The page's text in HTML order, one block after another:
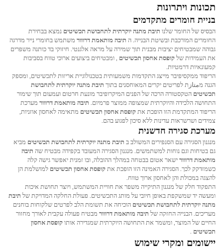
תכונות ויתרונות
בניית חומרים מתקדמים
הבסיס של החומר שלנו תיבת מתנה יוקרתית לתחבושת תכשיטים נמצא בבחירת
החומרים המורכבת ובשיטת הבנייה. ה תיבה מותאמת דרווור משתמש בחומרי נייר מדרגה
גבוהה שמבטיחים יציבות מבנית תוך שמירה על מראה אלגנטי. חיזוקי בד כותנה משפרים
את העמידות שלקופסת אחסון תכשיטים , ומבטיחים ביצועים ארוכי טווח בסביבות
קמעונאיות דרמטיות.
הריפוד ממקסיפיבר מייצג התקדמות משמעותית בטכנולוגיית אריזות לתכשיטים, ומספק
הגנה מمتازת לפריטים יקרים המאוחסנים בתוך תיבת מתנה יוקרתית לתחבושת
תכשיטים הטקסטורה הרכה של הפנים המיקרופיבר מונעת חרטום ועמעום תוך שימור
התחושה הלכידה והיוקרתית שמצופה ממוצר פרמיום. תיבה מותאמת דרווור מערכת
הריפוד המתקדמת הזו הופכת את קופסת אחסון תכשיטים מתאימה לאחסון אוזניות,
צמידים ושרשראות עדינות ללא סיכון לפגוע בהם.
מערכת סגירה חדשנית
מנגנון הסגירה עם הסנפירים המשולב ב תיבת מתנה יוקרתית לתחבושת תכשיטים מביא
גם בטיחות וגם נוחות למשתמשים. מנגנון הסגירה המעובד בקפידה מבטיח שה תיבה
מותאמת דרווורישאר אטום בבטחה במהלך ההובלה, ובו זמנית יאפשר גישה קלה
כשמזדקק לכך. הסגירה האמינה הזו הופכת את קופסת אחסון תכשיטים למושלמת הן
להצגה במכולת והן לאחסון ארוך טווח.
התפקוד חלק של מנגנון התיקייה משפר את חוויית המשתמש, ויוצר תחושת איכות
ומעשה יד שמשקפת באופן חיובי על מותג התכשיטים. פעולת החלקה המדויקת של תיבת
מתנה יוקרתית לתחבושת תכשיטים הוכיחה את תשומת הלב לפרטים שלקוחות בוחנים
מעריכים. הבנייה החזקה של תיבה מותאמת דרווור מבטיח פעולה עקבית לאורך מחזור
החיים של המוצר, ומשמר את התחושה היוקרתית שמגדירה אותוקופסת אחסון
תכשיטים .
יישומים ומקרי שימוש